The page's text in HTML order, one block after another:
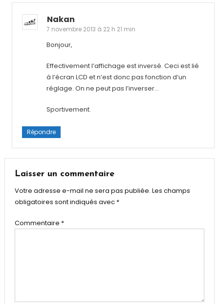
Nakan
7 novembre 2013 à 22 h 21 min
Bonjour,
Effectivement l’affichage est inversé. Ceci est lié
à l’écran LCD et n’est donc pas fonction d’un
réglage. On ne peut pas l’inverser…
Sportivement.
Répondre
Laisser un commentaire
Votre adresse e-mail ne sera pas publiée. Les champs
obligatoires sont indiqués avec *
Commentaire *